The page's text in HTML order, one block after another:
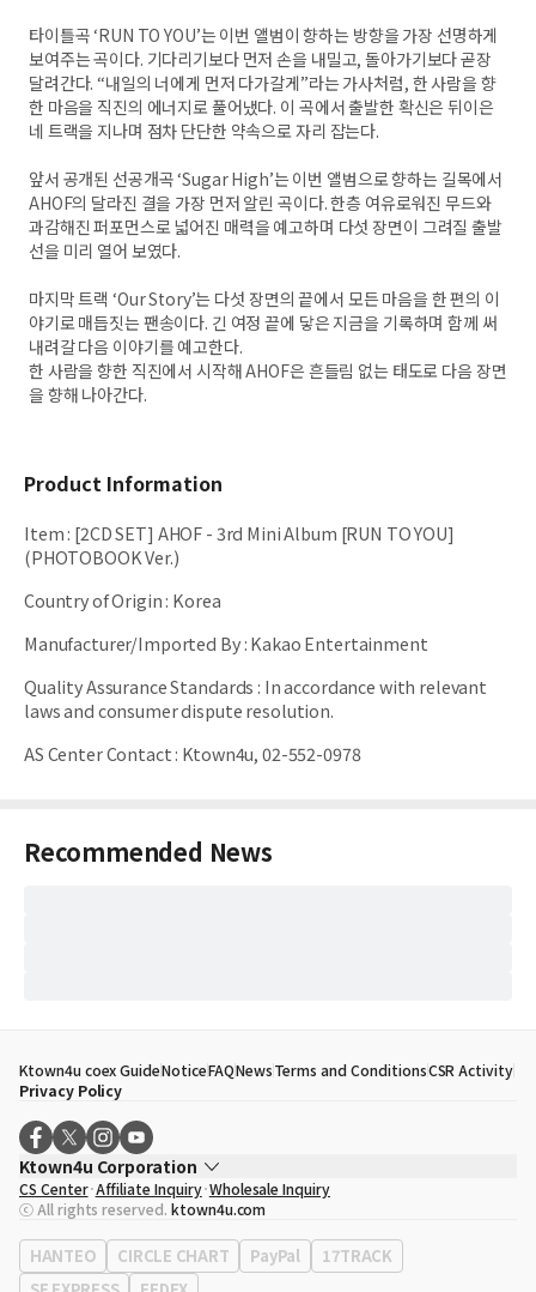
타이틀곡 ‘RUN TO YOU’는 이번 앨범이 향하는 방향을 가장 선명하게
보여주는 곡이다. 기다리기보다 먼저 손을 내밀고, 돌아가기보다 곧장
달려간다. “내일의 너에게 먼저 다가갈게”라는 가사처럼, 한 사람을 향
한 마음을 직진의 에너지로 풀어냈다. 이 곡에서 출발한 확신은 뒤이은
네 트랙을 지나며 점차 단단한 약속으로 자리 잡는다.
앞서 공개된 선공개곡 ‘Sugar High’는 이번 앨범으로 향하는 길목에서
AHOF의 달라진 결을 가장 먼저 알린 곡이다. 한층 여유로워진 무드와
과감해진 퍼포먼스로 넓어진 매력을 예고하며 다섯 장면이 그려질 출발
선을 미리 열어 보였다.
마지막 트랙 ‘Our Story’는 다섯 장면의 끝에서 모든 마음을 한 편의 이
야기로 매듭짓는 팬송이다. 긴 여정 끝에 닿은 지금을 기록하며 함께 써
내려갈 다음 이야기를 예고한다.
한 사람을 향한 직진에서 시작해 AHOF은 흔들림 없는 태도로 다음 장면
을 향해 나아간다.
Product Information
Item: [2CD SET] AHOF - 3rd Mini Album [RUN TO YOU]
(PHOTOBOOK Ver.)
Country of Origin: Korea
Manufacturer/Imported By:Kakao Entertainment
Quality Assurance Standards : In accordance with relevant
laws and consumer dispute resolution.
AS Center Contact: Ktown4u, 02-552-0978
Recommended News
Ktown4u coex GuideNoticeFAQNewsTerms and ConditionsCSR Activity
Privacy Policy
Ktown4u Corporation
CEO
Song Hyo Min
Business Registration No. 120-87-71116
Office Address513, Yeongdong-daero, Gangnam-gu, Seoul, Republic of
Korea
CS Center Affiliate Inquiry Wholesale Inquiry
ⓒ All rights reserved. ktown4u.com
HANTEO CIRCLE CHART PayPal
17TRACK